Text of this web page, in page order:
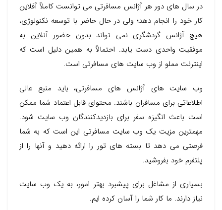
در سال های دور هر آژانس مسافرتی می توانست کاملاً آفلاین
کار خود را انجام دهد؛ ولی در حال حاضر با توسعه نکنولوژی،
هیچ آژانس گردشگری نمی تواند بدون حضور آنلاین به
موفقیت واحدی دست یابد. احتمالاً به همین دلیل است که
اینترنت مملو از وب سایت های مسافرتی است.
وب سایت های آژانس های مسافرتی، باید منبع عالی
اطلاعاتی برای مسافران باشند. محتوای قابل اعتماد شما ممکن
است باعث انگیزه سفر برای بازدیدکنندگان وب سایت شود.
مهمترین مزیت یک وب سایت مسافرتی این است که به شما
فرصتی می دهد تا بسته های تور را ارائه دهید و آنها را از
پلتفرم خود بفروشید.
بسیاری از مشاغل برای پیشبرد بهتر امور، به یک وب سایت
نیاز دارند. ما کار شما را آسان کرده ایم.